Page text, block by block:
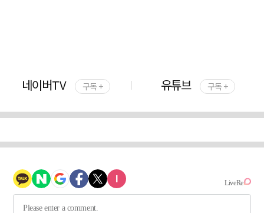
네이버TV 구독 + 유튜브 구독 +